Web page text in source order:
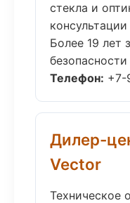
стекла и
Более 19 лет
Телефон: +7-
Дилер-
Vector
Техническое